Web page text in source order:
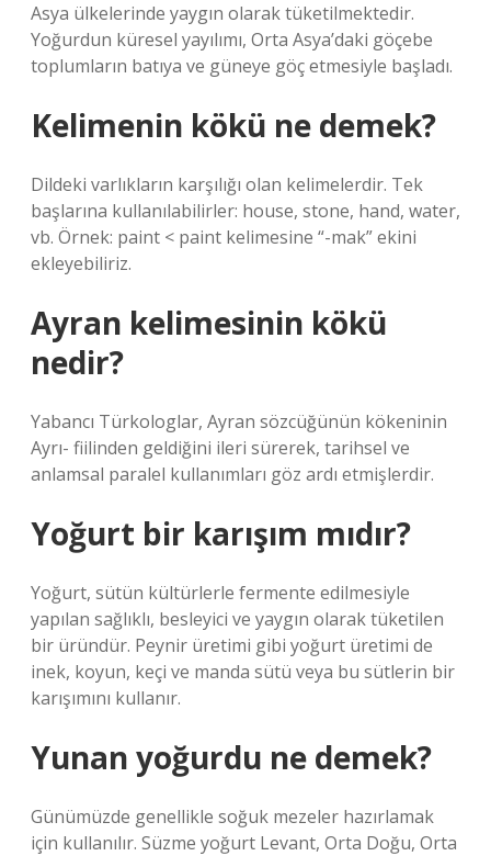
Asya ülkelerinde yaygın olarak tüketilmektedir.
Yoğurdun küresel yayılımı, Orta Asya’daki göçebe
toplumların batıya ve güneye göç etmesiyle başladı.
Kelimenin kökü ne demek?
Dildeki varlıkların karşılığı olan kelimelerdir. Tek
başlarına kullanılabilirler: ​​house, stone, hand, water,
vb. Örnek: paint < paint kelimesine “-mak” ekini
ekleyebiliriz.
Ayran kelimesinin kökü
nedir?
Yabancı Türkologlar, Ayran sözcüğünün kökeninin
Ayrı- fiilinden geldiğini ileri sürerek, tarihsel ve
anlamsal paralel kullanımları göz ardı etmişlerdir.
Yoğurt bir karışım mıdır?
Yoğurt, sütün kültürlerle fermente edilmesiyle
yapılan sağlıklı, besleyici ve yaygın olarak tüketilen
bir üründür. Peynir üretimi gibi yoğurt üretimi de
inek, koyun, keçi ve manda sütü veya bu sütlerin bir
karışımını kullanır.
Yunan yoğurdu ne demek?
Günümüzde genellikle soğuk mezeler hazırlamak
için kullanılır. Süzme yoğurt Levant, Orta Doğu, Orta